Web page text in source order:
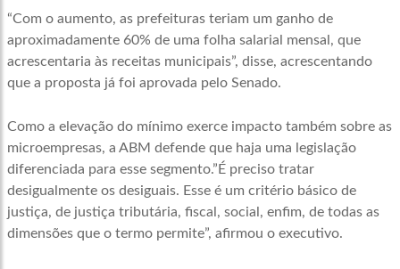
“Com o aumento, as prefeituras teriam um ganho de
aproximadamente 60% de uma folha salarial mensal, que
acrescentaria às receitas municipais”, disse, acrescentando
que a proposta já foi aprovada pelo Senado.
Como a elevação do mínimo exerce impacto também sobre as
microempresas, a ABM defende que haja uma legislação
diferenciada para esse segmento.”É preciso tratar
desigualmente os desiguais. Esse é um critério básico de
justiça, de justiça tributária, fiscal, social, enfim, de todas as
dimensões que o termo permite”, afirmou o executivo.